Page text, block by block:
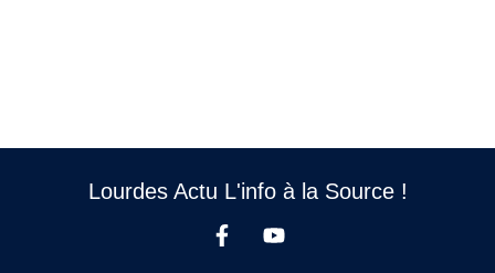
Lourdes Actu L'info à la Source !